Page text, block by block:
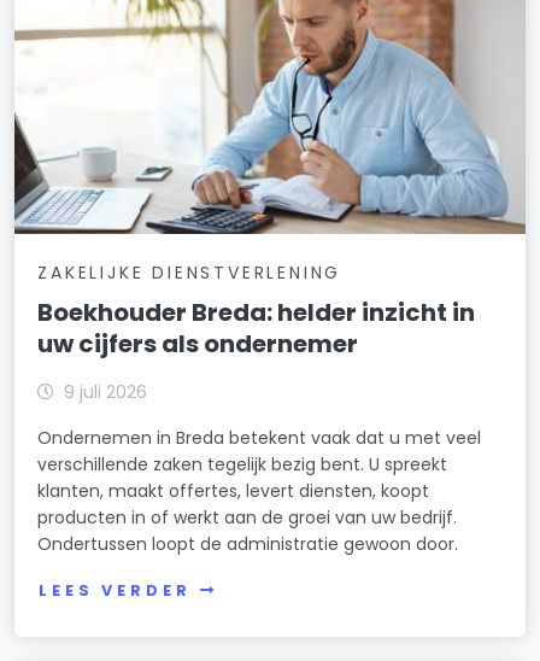
ZAKELIJKE DIENSTVERLENING
Boekhouder Breda: helder inzicht in
uw cijfers als ondernemer
9 juli 2026
Ondernemen in Breda betekent vaak dat u met veel
verschillende zaken tegelijk bezig bent. U spreekt
klanten, maakt offertes, levert diensten, koopt
producten in of werkt aan de groei van uw bedrijf.
Ondertussen loopt de administratie gewoon door.
LEES VERDER